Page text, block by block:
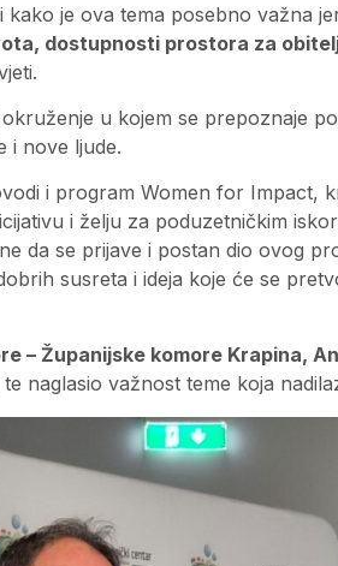
je ova tema posebno važna
dostupnosti prostora za
u kojem se prepoznaje
i nove ljude.
i program Women for Impact,
i želju za poduzetničkim
da se prijave i postan dio ovog
susreta i ideja koje će se
– Županijske komore Krapina,
naglasio važnost teme koja